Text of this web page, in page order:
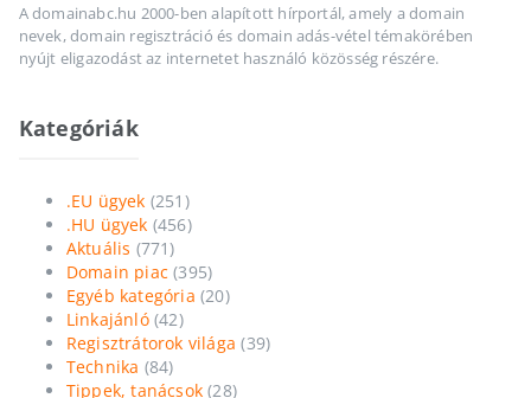
A domainabc.hu 2000-ben alapított hírportál, amely a domain
nevek, domain regisztráció és domain adás-vétel témakörében
nyújt eligazodást az internetet használó közösség részére.
Kategóriák
.EU ügyek (251)
.HU ügyek (456)
Aktuális (771)
Domain piac (395)
Egyéb kategória (20)
Linkajánló(42)
Regisztrátorok világa (39)
Technika (84)
Tippek, tanácsok (28)